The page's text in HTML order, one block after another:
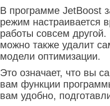
В программе JetBoost
режим настраивается
работы совсем
можно также удалит
модели оптимизации.
Это означает, что вы
вам функции
вам удобно,